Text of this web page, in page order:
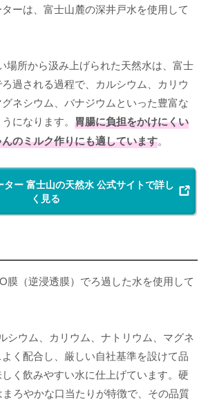
ーは、富士山麓の深井戸水を使用して
場所から汲み上げられた天然水は、富士
過される過程で、カルシウム、カリウ
ネシウム、バナジウムといった豊富な
になります。 胃腸に負担をかけにくい
のミルク作りにも適しています。
ター 富士山の天然水 公式サイトで詳し
く見る
膜（逆浸透膜）でろ過した水を使用して
シウム、カリウム、ナトリウム、マグネ
く配合し、厳しい自社基準を設けて品
く飲みやすい水に仕上げています。硬
ろやかな口当たりが特徴で、その品質